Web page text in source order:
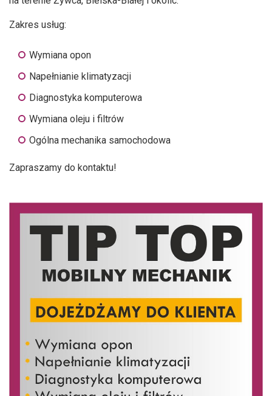
Zakres usług:
Wymiana opon
Napełnianie klimatyzacji
Diagnostyka komputerowa
Wymiana oleju i filtrów
Ogólna mechanika samochodowa
Zapraszamy do kontaktu!